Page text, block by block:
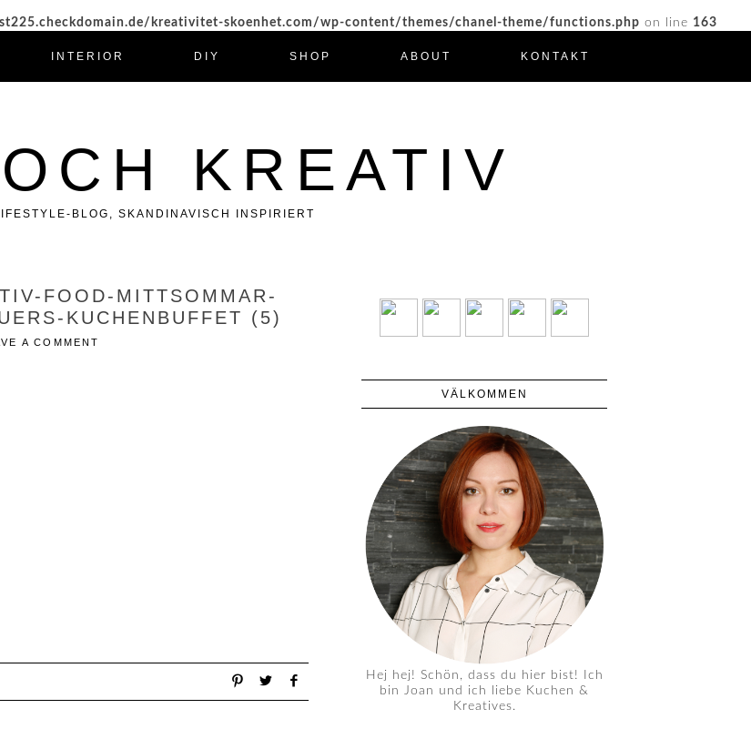
kreativitet-skoenhet.com/wp-content/themes/chanel-theme/functions.php on line 163
INTERIOR DIY SHOP ABOUT KONTAKT
KREATIV
BLOG, SKANDINAVISCH INSPIRIERT
FOOD-MITTSOMMAR-
KUCHENBUFFET (5)
A COMMENT
VÄLKOMMEN
Hej hej! Schön, dass du hier bist! Ich
bin Joan und ich liebe Kuchen &
Kreatives.